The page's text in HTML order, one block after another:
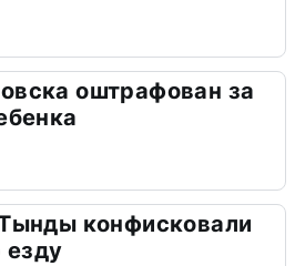
оштрафован за
конфисковали
езду